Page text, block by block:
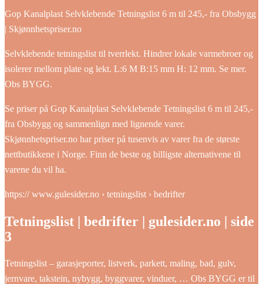
Gop Kanalplast Selvklebende Tetningslist 6 m til 245,- fra Obsbygg
| Skjønnhetspriser.no
Selvklebende tetningslist til tverrlekt. Hindrer lokale varmebroer og
isolerer mellom plate og lekt. L:6 M B:15 mm H: 12 mm. Se mer.
Obs BYGG.
Se priser på Gop Kanalplast Selvklebende Tetningslist 6 m til 245,-
fra Obsbygg og sammenlign med lignende varer.
Skjønnhetspriser.no har priser på tusenvis av varer fra de største
nettbutikkene i Norge. Finn de beste og billigste alternativene til
varene du vil ha.
https:// www.gulesider.no › tetningslist › bedrifter
Tetningslist | bedrifter | gulesider.no | side
3
Tetningslist – garasjeporter, listverk, parkett, maling, bad, gulv,
jernvare, takstein, nybygg, byggvarer, vinduer, … Obs BYGG er til